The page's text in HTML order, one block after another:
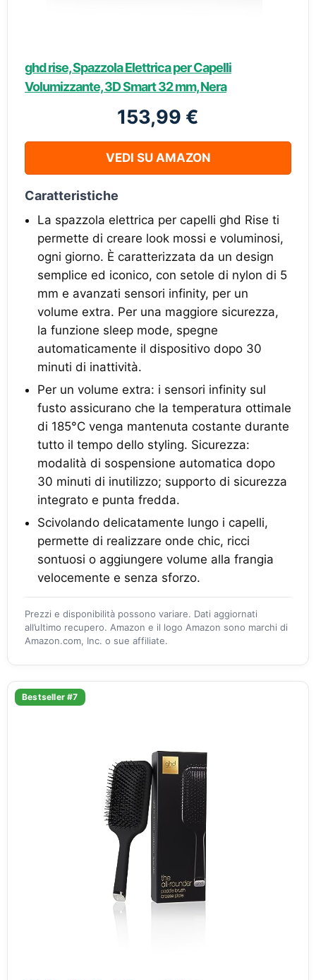
ghd rise, Spazzola Elettrica per Capelli
Volumizzante, 3D Smart 32 mm, Nera
153,99 €
VEDI SU AMAZON
Caratteristiche
La spazzola elettrica per capelli ghd Rise ti
permette di creare look mossi e voluminosi,
ogni giorno. È caratterizzata da un design
semplice ed iconico, con setole di nylon di 5
mm e avanzati sensori infinity, per un
volume extra. Per una maggiore sicurezza,
la funzione sleep mode, spegne
automaticamente il dispositivo dopo 30
minuti di inattività.
Per un volume extra: i sensori infinity sul
fusto assicurano che la temperatura ottimale
di 185°C venga mantenuta costante durante
tutto il tempo dello styling. Sicurezza:
modalità di sospensione automatica dopo
30 minuti di inutilizzo; supporto di sicurezza
integrato e punta fredda.
Scivolando delicatamente lungo i capelli,
permette di realizzare onde chic, ricci
sontuosi o aggiungere volume alla frangia
velocemente e senza sforzo.
Prezzi e disponibilità possono variare. Dati aggiornati
all’ultimo recupero. Amazon e il logo Amazon sono marchi di
Amazon.com, Inc. o sue affiliate.
Bestseller #7